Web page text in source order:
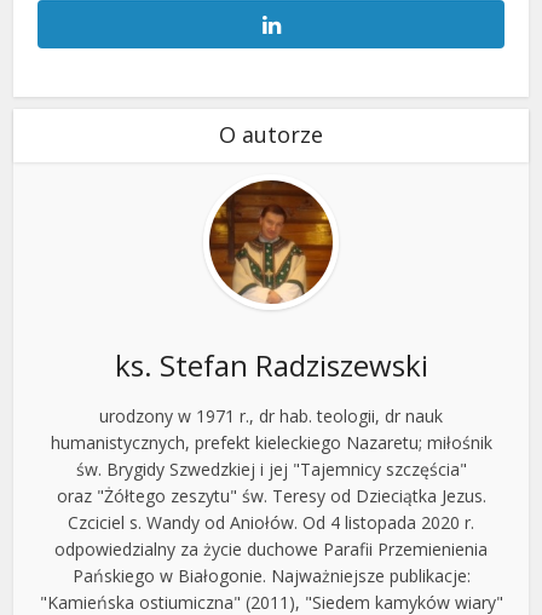
O autorze
ks. Stefan Radziszewski
urodzony w 1971 r., dr hab. teologii, dr nauk
humanistycznych, prefekt kieleckiego Nazaretu; miłośnik
św. Brygidy Szwedzkiej i jej "Tajemnicy szczęścia"
oraz "Żółtego zeszytu" św. Teresy od Dzieciątka Jezus.
Czciciel s. Wandy od Aniołów. Od 4 listopada 2020 r.
odpowiedzialny za życie duchowe Parafii Przemienienia
Pańskiego w Białogonie. Najważniejsze publikacje:
"Kamieńska ostiumiczna" (2011), "Siedem kamyków wiary"